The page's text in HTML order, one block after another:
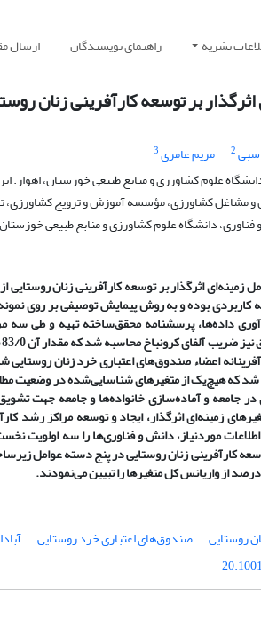
نشریه راهنمای نویسندگان ارسال
بر توسعه کارآفرینی زنان
2 مریم عامری3
علوم کشاورزی و منابع طبیعی خوزستان، اهواز.
مشاغل کشاورزی، مؤسسه آموزش و ترویج کشاورزی،
دانشگاه علوم کشاورزی و منابع طبیعی
اثرگذار بر توسعه کارآفرینی زنان
کاربردی بوده و به روش
داده‌‌ها، پرسشنامه محقق‌ساخته تهیه و طی سه
اعضاء صندوق‌‌های اعتباری خرد زنان
جامعه و آماده‌سازی خانواده‌‌ها و جامعه جهت تشویق
زمینه‌ای اثرگذار، ایجاد و توسعه مراکز رشد
موردنیاز، دانش و فناوری‌‌ها را سه اولویت
کارآفرینی زنان روستایی در پنج دسته عوامل
روستایی صندوق‌‌های اعتباری خرد روستایی